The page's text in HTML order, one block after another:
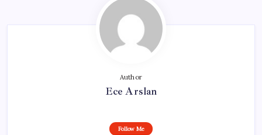
Author
Ece Arslan
Follow Me